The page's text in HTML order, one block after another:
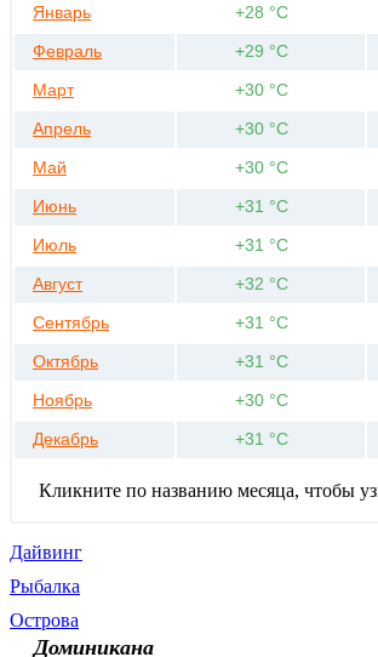
Январь
+28 °С
Февраль
+29 °С
Март
+30 °С
Апрель
+30 °С
Май
+30 °С
Июнь
+31 °С
Июль
+31 °С
Август
+32 °С
Сентябрь
+31 °С
Октябрь
+31 °С
Ноябрь
+30 °С
Декабрь
+31 °С
Кликните по названию месяца, чтобы
Дайвинг
Рыбалка
Острова
Доминикана